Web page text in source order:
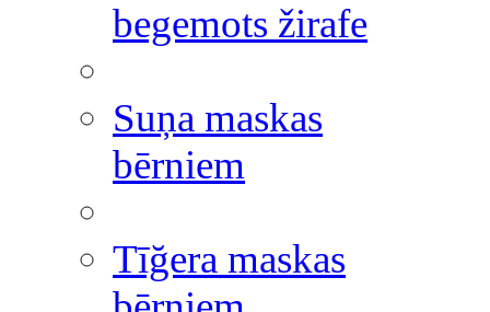
begemots žirafe
Suņa maskas
bērniem
Tīğera maskas